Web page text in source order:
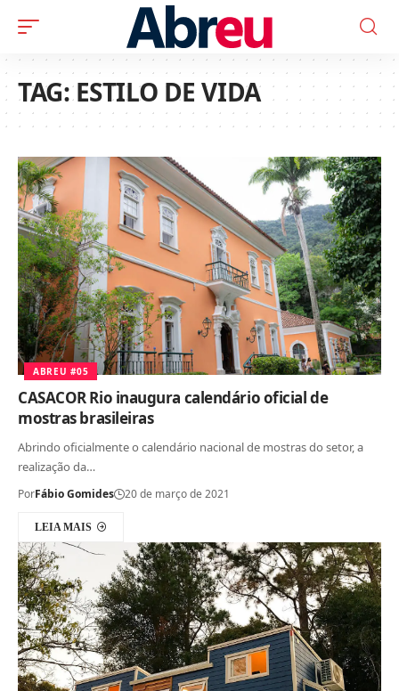
TAG:ESTILO DE VIDA
ABREU #05
CASACOR Rio inaugura calendário oficial de
mostras brasileiras
Abrindo oficialmente o calendário nacional de mostras do setor, a
realização da…
PorFábio Gomides 20 de março de 2021
LEIA MAIS